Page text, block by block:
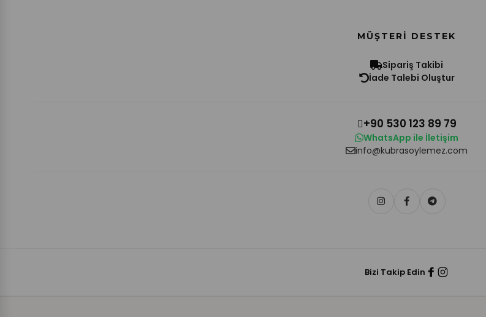
MÜŞTERI DESTEK
Sipariş Takibi
İade Talebi Oluştur
+90 530 123 89 79
WhatsApp ile İletişim
info@kubrasoylemez.com
Bizi Takip Edin